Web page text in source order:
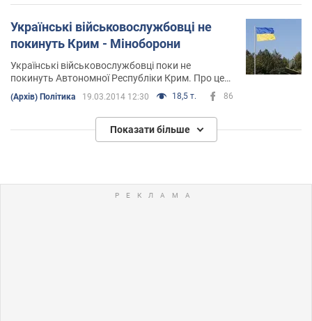
Українські військовослужбовці не
покинуть Крим - Міноборони
Українські військовослужбовці поки не
покинуть Автономної Республіки Крим. Про це
заявив радник міністра оборони України Леонід
Поляков на брифінгу
(Архів) Політика 19.03.2014 12:30 18,5 т. 86
Показати більше